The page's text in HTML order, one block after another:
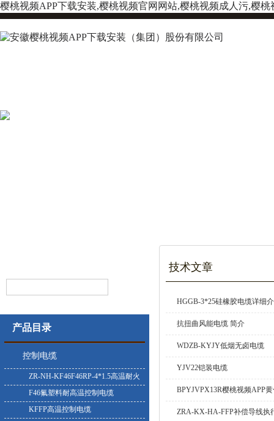
樱桃视频APP下载安装,樱桃视频官网网站,樱桃视频成人污,樱桃
产品目录
控制电缆
ZR-NH-KF46F46RP-4*1.5高温耐火
控制电缆
F46氟塑料耐高温控制电缆
KFFP高温控制电缆
技术文章
HGGB-3*25硅橡胶电缆详细
抗扭曲风能电缆 简介
WDZB-KYJY低烟无卤电缆
YJV22铠装电缆
BPYJVPX13R樱桃视频APP
ZRA-KX-HA-FFP补偿导线执